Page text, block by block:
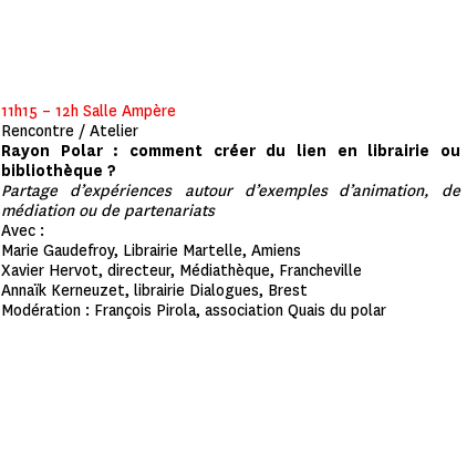
11h15 – 12h Salle Ampère
Rencontre / Atelier
Rayon Polar : comment créer du lien en librairie ou
bibliothèque ?
Partage d’expériences autour d’exemples d’animation, de
médiation ou de partenariats
Avec :
Marie Gaudefroy, Librairie Martelle, Amiens
Xavier Hervot, directeur, Médiathèque, Francheville
Annaïk Kerneuzet, librairie Dialogues, Brest
Modération : François Pirola, association Quais du polar